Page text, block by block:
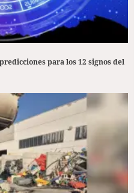
para los 12 signos del